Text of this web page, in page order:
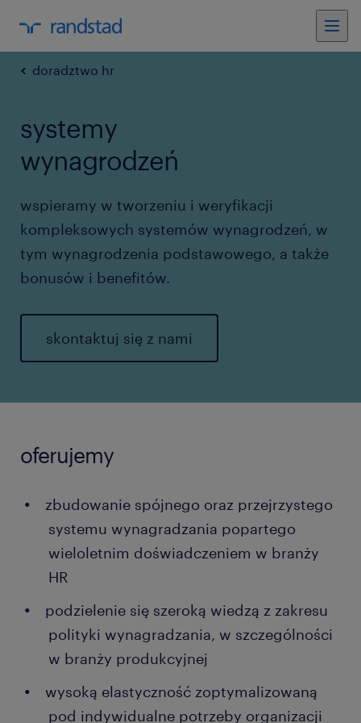
doradztwo hr
systemy
wynagrodzeń
wspieramy w tworzeniu i weryfikacji
kompleksowych systemów wynagrodzeń, w
tym wynagrodzenia podstawowego, a także
bonusów i benefitów.
skontaktuj się z nami
oferujemy
zbudowanie spójnego oraz przejrzystego
systemu wynagradzania popartego
wieloletnim doświadczeniem w branży
HR
podzielenie się szeroką wiedzą z zakresu
polityki wynagradzania, w szczególności
w branży produkcyjnej
wysoką elastyczność zoptymalizowaną
pod indywidualne potrzeby organizacji